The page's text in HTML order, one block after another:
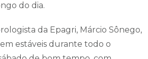
do dia.
da Epagri, Márcio Sônego,
estáveis durante todo o